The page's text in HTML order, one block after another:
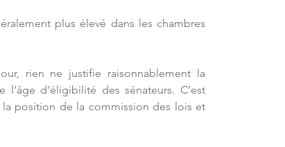
plus élevé dans les chambres
rien ne justifie raisonnablement la
d’éligibilité des sénateurs. C’est
position de la commission des lois et